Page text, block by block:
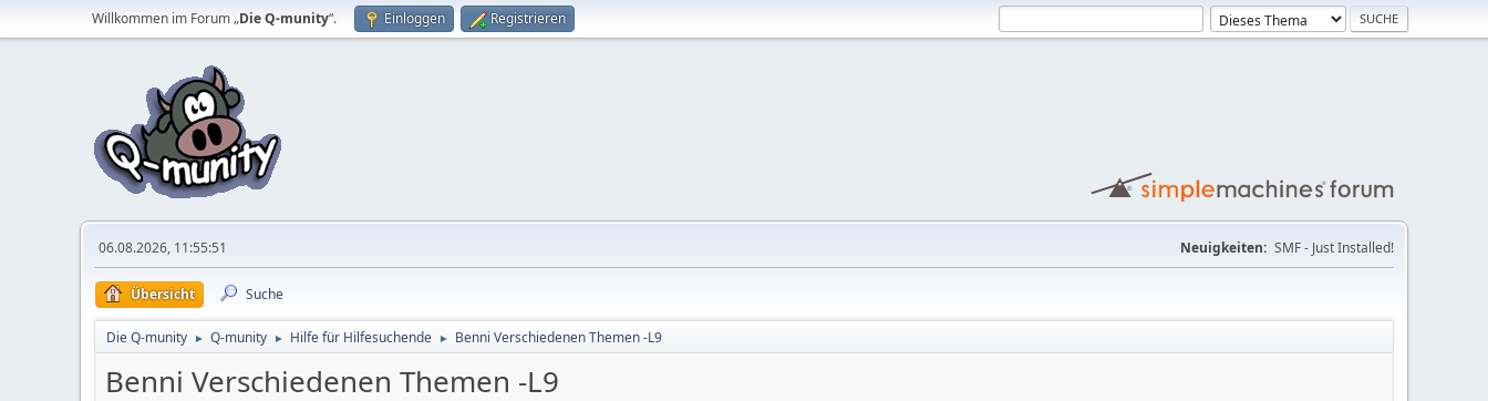
Willkommen im Forum „Die Q-munity“. Einloggen Registrieren
06.08.2026, 11:55:51 Neuigkeiten: SMF - Just Installed!
Übersicht Suche
Die Q-munity ► Q-munity ► Hilfe für Hilfesuchende ► Benni Verschiedenen Themen -L9
Benni Verschiedenen Themen -L9